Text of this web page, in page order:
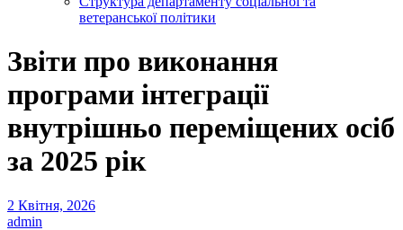
ветеранської політики
Звіти про виконання
програми інтеграції
внутрішньо переміщених осіб
за 2025 рік
2 Квітня, 2026
admin